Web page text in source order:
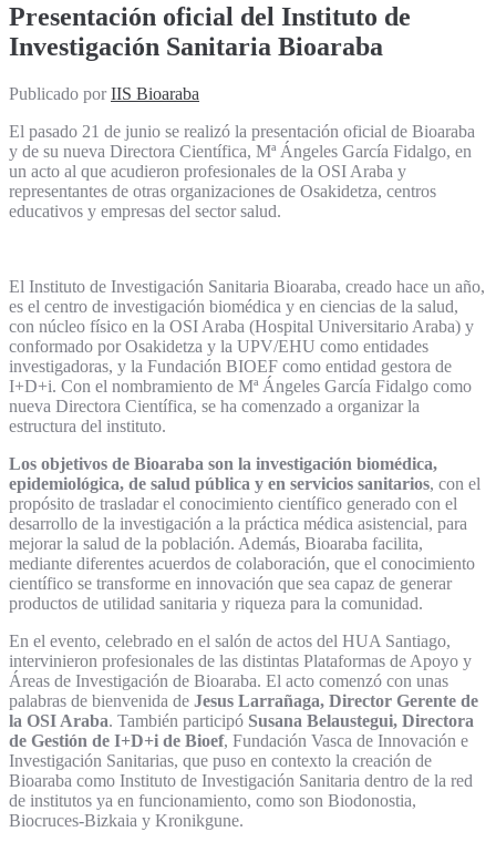
Presentación oficial del Instituto de
Investigación Sanitaria Bioaraba
Publicado porIIS Bioaraba
El pasado 21 de junio se realizó la presentación oficial de Bioaraba
y de su nueva Directora Científica, Mª Ángeles García Fidalgo, en
un acto al que acudieron profesionales de la OSI Araba y
representantes de otras organizaciones de Osakidetza, centros
educativos y empresas del sector salud.
El Instituto de Investigación Sanitaria Bioaraba, creado hace un año,
es el centro de investigación biomédica y en ciencias de la salud,
con núcleo físico en la OSI Araba (Hospital Universitario Araba) y
conformado por Osakidetza y la UPV/EHU como entidades
investigadoras, y la Fundación BIOEF como entidad gestora de
I+D+i. Con el nombramiento de Mª Ángeles García Fidalgo como
nueva Directora Científica, se ha comenzado a organizar la
estructura del instituto.
Los objetivos de Bioaraba son la investigación biomédica,
epidemiológica, de salud pública y en servicios sanitarios, con el
propósito de trasladar el conocimiento científico generado con el
desarrollo de la investigación a la práctica médica asistencial, para
mejorar la salud de la población. Además, Bioaraba facilita,
mediante diferentes acuerdos de colaboración, que el conocimiento
científico se transforme en innovación que sea capaz de generar
productos de utilidad sanitaria y riqueza para la comunidad.
En el evento, celebrado en el salón de actos del HUA Santiago,
intervinieron profesionales de las distintas Plataformas de Apoyo y
Áreas de Investigación de Bioaraba. El acto comenzó con unas
palabras de bienvenida de Jesus Larrañaga, Director Gerente de
la OSI Araba. También participó Susana Belaustegui, Directora
de Gestión de I+D+i de Bioef, Fundación Vasca de Innovación e
Investigación Sanitarias, que puso en contexto la creación de
Bioaraba como Instituto de Investigación Sanitaria dentro de la red
de institutos ya en funcionamiento, como son Biodonostia,
Biocruces-Bizkaia y Kronikgune.